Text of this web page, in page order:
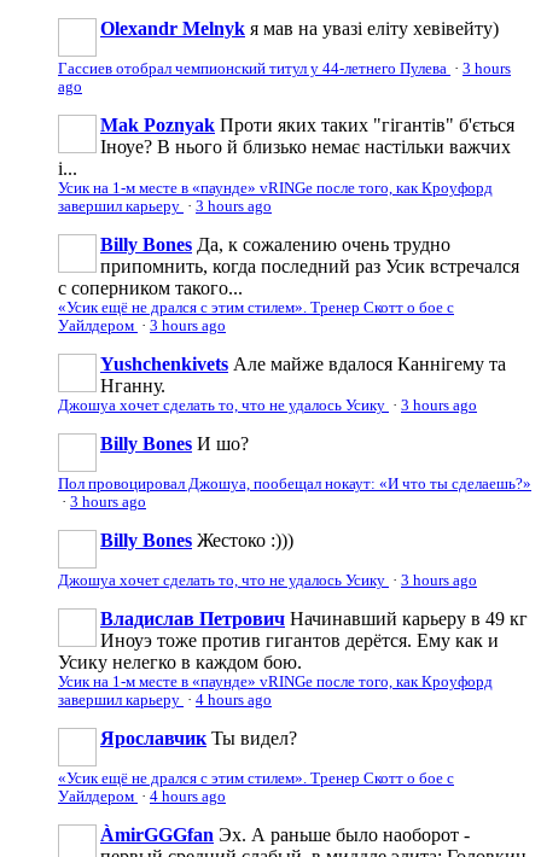
Olexandr Melnyk я мав на увазі еліту хевівейту)
Гассиев отобрал чемпионский титул у 44-летнего Пулева · 3 hours
ago
Mak Poznyak Проти яких таких "гігантів" б'ється
Іноуе? В нього й близько немає настільки важчих
і...
Усик на 1-м месте в «паунде» vRINGe после того, как Кроуфорд
завершил карьеру · 3 hours ago
Billy Bones Да, к сожалению очень трудно
припомнить, когда последний раз Усик встречался
с соперником такого...
«Усик ещё не дрался с этим стилем». Тренер Скотт о бое с
Уайлдером · 3 hours ago
Yushchenkivets Але майже вдалося Каннігему та
Нганну.
Джошуа хочет сделать то, что не удалось Усику · 3 hours ago
Billy Bones И шо?
Пол провоцировал Джошуа, пообещал нокаут: «И что ты сделаешь?»
· 3 hours ago
Billy Bones Жестоко :)))
Джошуа хочет сделать то, что не удалось Усику · 3 hours ago
Владислав Петрович Начинавший карьеру в 49 кг
Иноуэ тоже против гигантов дерётся. Ему как и
Усику нелегко в каждом бою.
Усик на 1-м месте в «паунде» vRINGe после того, как Кроуфорд
завершил карьеру · 4 hours ago
Ярославчик Ты видел?
«Усик ещё не дрался с этим стилем». Тренер Скотт о бое с
Уайлдером · 4 hours ago
ÀmirGGGfan Эх. А раньше было наоборот -